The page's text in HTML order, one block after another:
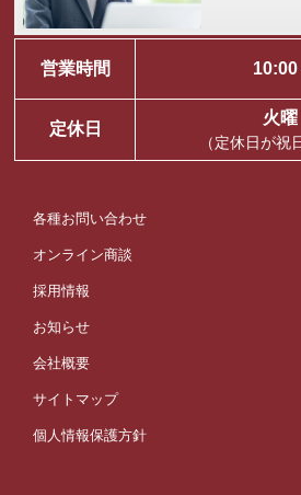
営業時間
定休日
火
（定休日が祝
各種お問い合わせ
オンライン商談
採用情報
お知らせ
会社概要
サイトマップ
個人情報保護方針